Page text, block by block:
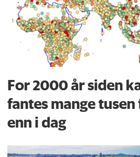
For 2000 år siden
fantes mange
enn i dag